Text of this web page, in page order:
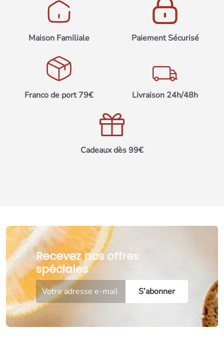
Maison Familiale Paiement Sécurisé
Franco de port 79€ Livraison 24h/48h
Cadeaux dès 99€
Recevez nos offres
spéciales